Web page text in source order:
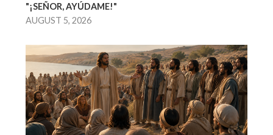
"¡SEÑOR, AYÚDAME!"
AUGUST 5, 2026